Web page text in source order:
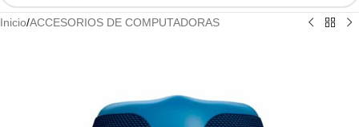
Inicio/ACCESORIOS DE COMPUTADORAS